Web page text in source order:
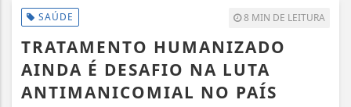
SAÚDE 8 MIN DE LEITURA
TRATAMENTO HUMANIZADO
AINDA É DESAFIO NA LUTA
ANTIMANICOMIAL NO PAÍS